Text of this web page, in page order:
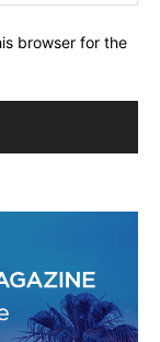
browser for the